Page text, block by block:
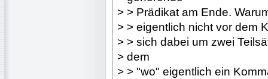
> > Prädikat am Ende.
> > eigentlich nicht vor dem
> > sich dabei um zwei
> dem
> > "wo" eigentlich ein